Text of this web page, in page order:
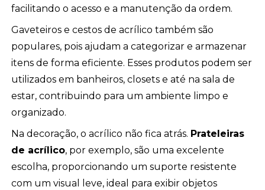
facilitando o acesso e a manutenção da ordem.
Gaveteiros e cestos de acrílico também são
populares, pois ajudam a categorizar e armazenar
itens de forma eficiente. Esses produtos podem ser
utilizados em banheiros, closets e até na sala de
estar, contribuindo para um ambiente limpo e
organizado.
Na decoração, o acrílico não fica atrás. Prateleiras
de acrílico, por exemplo, são uma excelente
escolha, proporcionando um suporte resistente
com um visual leve, ideal para exibir objetos